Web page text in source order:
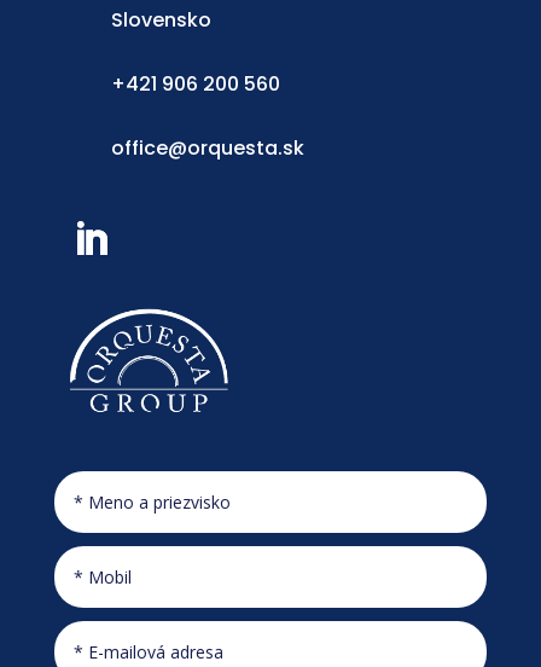
Slovensko
+421 906 200 560
office@orquesta.sk